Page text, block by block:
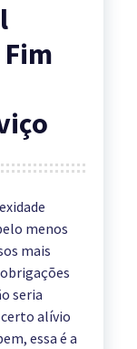
menos
mais
seria
alívio
essa é a